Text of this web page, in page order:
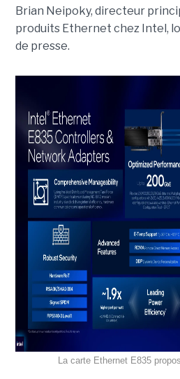
Brian Neipoky, directeur
produits Ethernet chez Intel,
de presse.
La carte Ethernet E835